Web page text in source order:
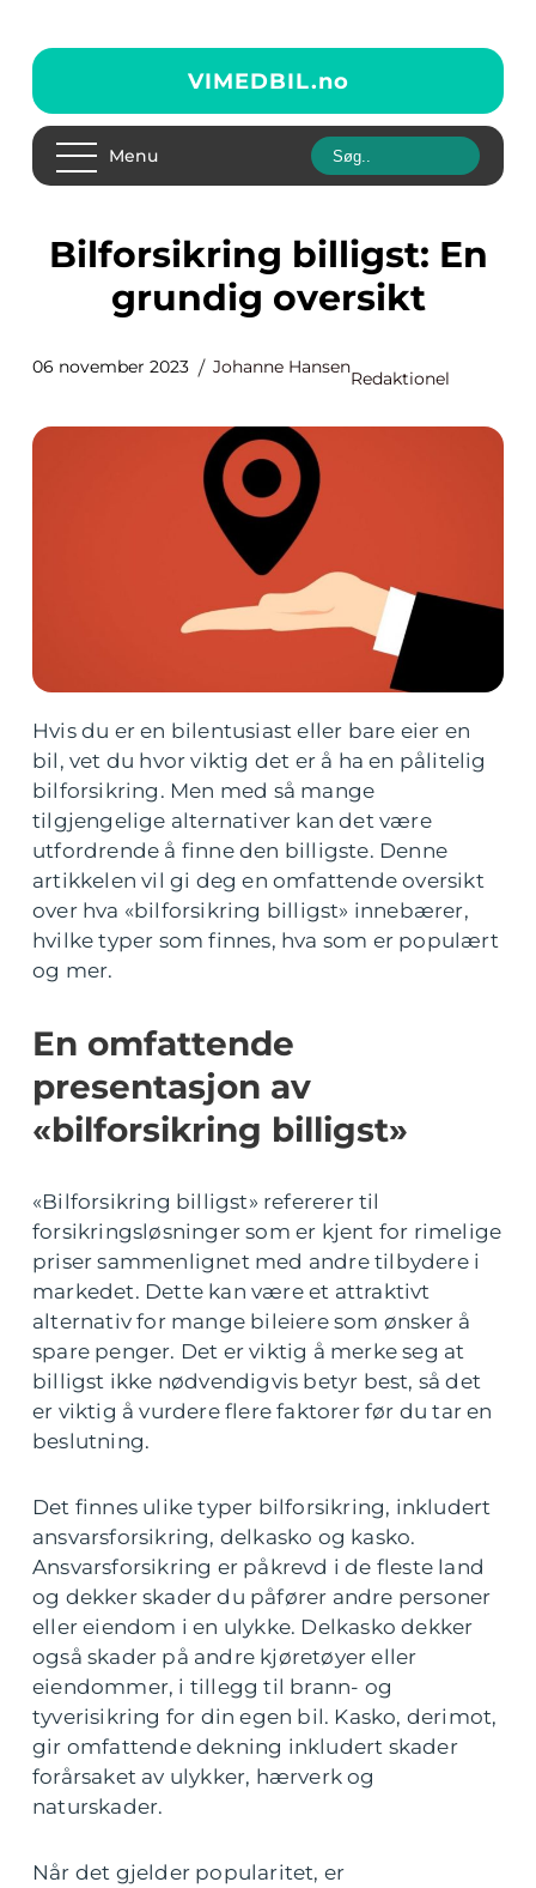
VIMEDBIL.no
Menu
Bilforsikring billigst: En
grundig oversikt
06 november 2023 Johanne Hansen
Redaktionel
Hvis du er en bilentusiast eller bare eier en
bil, vet du hvor viktig det er å ha en pålitelig
bilforsikring. Men med så mange
tilgjengelige alternativer kan det være
utfordrende å finne den billigste. Denne
artikkelen vil gi deg en omfattende oversikt
over hva «bilforsikring billigst» innebærer,
hvilke typer som finnes, hva som er populært
og mer.
En omfattende
presentasjon av
«bilforsikring billigst»
«Bilforsikring billigst» refererer til
forsikringsløsninger som er kjent for rimelige
priser sammenlignet med andre tilbydere i
markedet. Dette kan være et attraktivt
alternativ for mange bileiere som ønsker å
spare penger. Det er viktig å merke seg at
billigst ikke nødvendigvis betyr best, så det
er viktig å vurdere flere faktorer før du tar en
beslutning.
Det finnes ulike typer bilforsikring, inkludert
ansvarsforsikring, delkasko og kasko.
Ansvarsforsikring er påkrevd i de fleste land
og dekker skader du påfører andre personer
eller eiendom i en ulykke. Delkasko dekker
også skader på andre kjøretøyer eller
eiendommer, i tillegg til brann- og
tyverisikring for din egen bil. Kasko, derimot,
gir omfattende dekning inkludert skader
forårsaket av ulykker, hærverk og
naturskader.
Når det gjelder popularitet, er